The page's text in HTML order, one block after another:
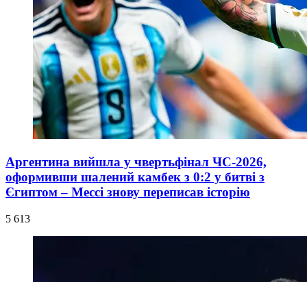
Аргентина вийшла у чвертьфінал ЧС-2026,
оформивши шалений камбек з 0:2 у битві з
Єгиптом – Мессі знову переписав історію
5 613